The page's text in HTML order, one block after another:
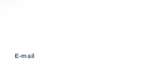
E-mail